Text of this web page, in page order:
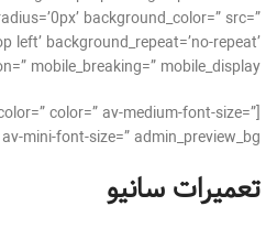
background_color=” src=”
left’ background_repeat=’no-repeat’
mobile_breaking=” mobile_display=”]
color=” av-medium-font-size=”
mini-font-size=” admin_preview_bg=”]
تعمیرات سانیو